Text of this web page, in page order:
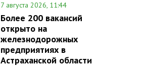
7 августа 2026, 11:44
Более 200 вакансий
открыто на
железнодорожных
предприятиях в
Астраханской области